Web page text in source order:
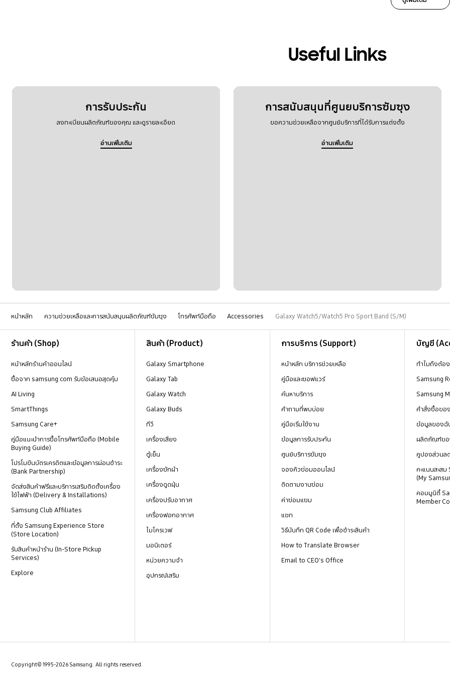
Useful Links
การรับประกัน
ลงทะเบียนผลิตภัณฑ์ของคุณ และดูรายละเอียด
อ่านเพิ่มเติม
การสนับสนุนที่ศูนยบริการซัมซุง
ขอความช่วยเหลือจากศูนย์บริการที่ได้รับการแต่งตั้ง
อ่านเพิ่มเติม
หน้าหลัก ความช่วยเหลือและการสนับสนุนผลิตภัณฑ์ซัมซุง โทรศัพท์มือถือ Accessories Galaxy Watch5/Watch5 Pro Sport Band (S/M)
ร้านค้า (Shop)
หน้าหลักร้านค้าออนไลน์
ซื้อจาก samsung.com รับข้อเสนอสุดคุ้ม
AI Living
SmartThings
Samsung Care+
คู่มือแนะนำการซื้อโทรศัพท์มือถือ (Mobile
Buying Guide)
โปรโมชันบัตรเครดิตและข้อมูลการผ่อนชำระ
(Bank Partnership)
จัดส่งสินค้าฟรีและบริการเสริมติดตั้งเครื่อง
ใช้ไฟฟ้า (Delivery & Installations)
Samsung Club Affiliates
ที่ตั้ง Samsung Experience Store
(Store Location)
รับสินค้าหน้าร้าน (In-Store Pickup
Services)
Explore
สินค้า (Product)
Galaxy Smartphone
Galaxy Tab
Galaxy Watch
Galaxy Buds
ทีวี
เครื่องเสียง
ตู้เย็น
เครื่องซักผ้า
เครื่องดูดฝุ่น
เครื่องปรับอากาศ
เครื่องฟอกอากาศ
ไมโครเวฟ
มอนิเตอร์
หน่วยความจำ
อุปกรณ์เสริม
การบริการ (Support)
หน้าหลัก บริการช่วยเหลือ
คู่มือและซอฟแวร์
ค้นหาบริการ
คำถามที่พบบ่อย
คู่มือเริ่มใช้งาน
ข้อมูลการรับประกัน
ศูนย์บริการซัมซุง
จองคิวซ่อมออนไลน์
ติดตามงานซ่อม
ค่าซ่อมแซม
แชท
วิธีบันทึก QR Code เพื่อชำระสินค้า
How to Translate Browser
Email to CEO's Office
บัญชี
ทำไมถึงต้อ
Samsung
Samsung
คำสั่งซื้อขอ
ข้อมูลของฉั
ผลิตภัณฑ์ขอ
คูปองส่วนล
คะแนนสะส
(My
คอมมูนิตี้
Member
Copyright© 1995-2026 Samsung. All rights reserved.